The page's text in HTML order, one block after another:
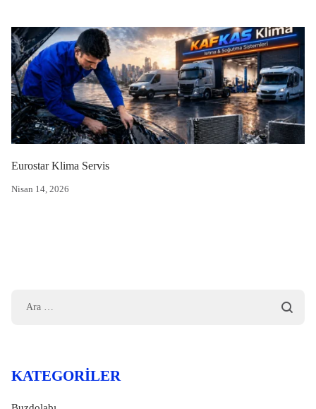
Nisan 14, 2026
Eurostar Klima Servis
KATEGORILER